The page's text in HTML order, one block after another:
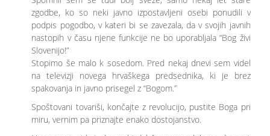
zgodbe, ko so neki javno izpostavljeni osebi ponudili v
podpis pogodbo, v kateri bi se zavezala, da v svojih javnih
nastopih v času njene funkcije ne bo uporabljala “Bog živi
Slovenijo!”
Stopimo še malo k sosedom. Pred nekaj dnevi sem videl
na televizji novega hrvaškega predsednika, ki je brez
spakovanja in javno prisegel z “Bogom.”
Spoštovani tovariši, končajte z revolucijo, pustite Boga pri
miru, vernim pa priznajte enako dostojanstvo.